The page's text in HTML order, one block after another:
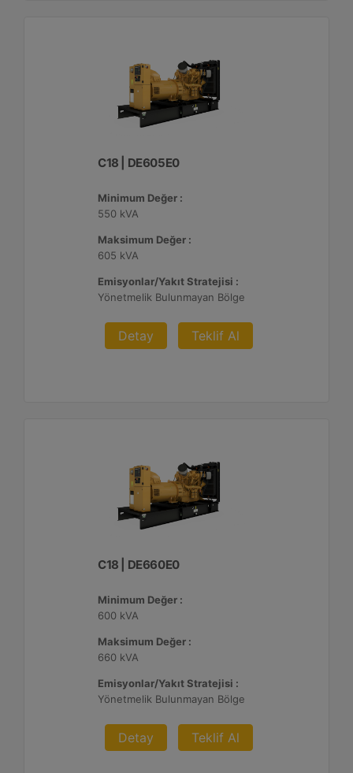
C18 | DE605E0
Minimum Değer :
550 kVA
Maksimum Değer :
605 kVA
Emisyonlar/Yakıt Stratejisi :
Yönetmelik Bulunmayan Bölge
Detay Teklif Al
C18 | DE660E0
Minimum Değer :
600 kVA
Maksimum Değer :
660 kVA
Emisyonlar/Yakıt Stratejisi :
Yönetmelik Bulunmayan Bölge
Detay Teklif Al